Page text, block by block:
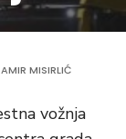
AMIR MISIRLIĆ
vožnja